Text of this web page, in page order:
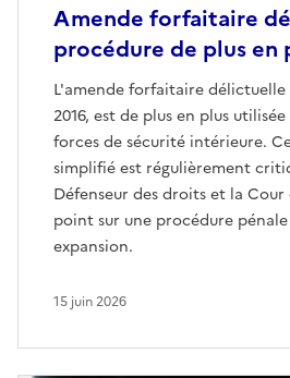
Amende forfaitaire
procédure de plus en
L'amende forfaitaire délictuelle
2016, est de plus en plus
forces de sécurité intérieure.
simplifié est régulièrement
Défenseur des droits et la Cour
point sur une procédure
expansion.
15 juin 2026